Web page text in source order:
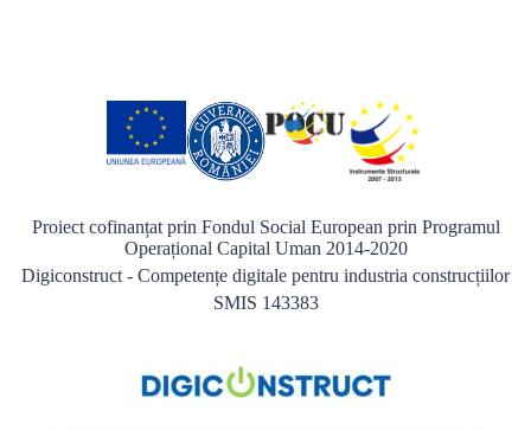
Proiect cofinanțat prin Fondul Social European prin Programul
Operațional Capital Uman 2014-2020
Digiconstruct - Competențe digitale pentru industria construcțiilor
SMIS 143383